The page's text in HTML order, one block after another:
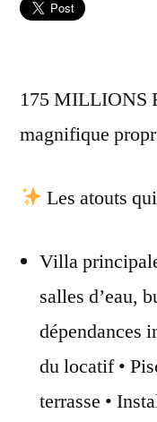
175 MILLIONS
magnifique
Les atouts
Villa
salles d’eau,
dépendances
du locatif •
terrasse •